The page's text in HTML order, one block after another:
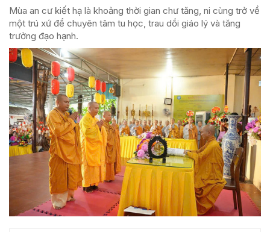
Mùa an cư kiết hạ là khoảng thời gian chư tăng, ni cùng trở về
một trú xứ để chuyên tâm tu học, trau dồi giáo lý và tăng
trưởng đạo hạnh.